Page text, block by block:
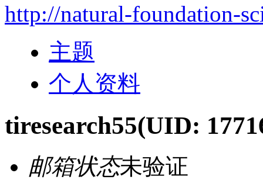
http://natural-foundation-
主题
个人资料
tiresearch55(UID:
邮箱状态未验证